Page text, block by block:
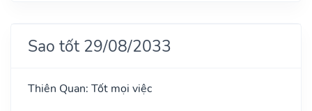
Sao tốt 29/08/2033
Thiên Quan: Tốt mọi việc